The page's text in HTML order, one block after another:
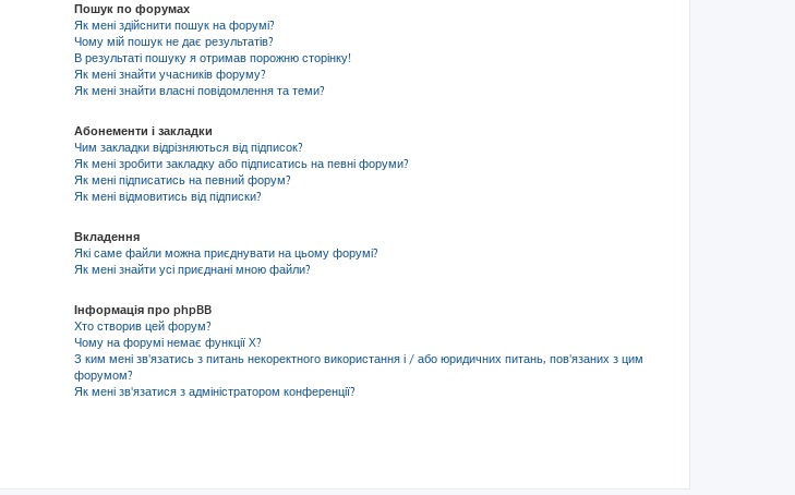
Пошук по форумах
Як мені здійснити пошук на форумі?
Чому мій пошук не дає результатів?
В результаті пошуку я отримав порожню сторінку!
Як мені знайти учасників форуму?
Як мені знайти власні повідомлення та теми?
Абонементи і закладки
Чим закладки відрізняються від підписок?
Як мені зробити закладку або підписатись на певні форуми?
Як мені підписатись на певний форум?
Як мені відмовитись від підписки?
Вкладення
Які саме файли можна приєднувати на цьому форумі?
Як мені знайти усі приєднані мною файли?
Інформація про phpBB
Хто створив цей форум?
Чому на форумі немає функції X?
З ким мені зв'язатись з питань некоректного використання і / або юридичних питань, пов'язаних з цим
форумом?
Як мені зв'язатися з адміністратором конференції?